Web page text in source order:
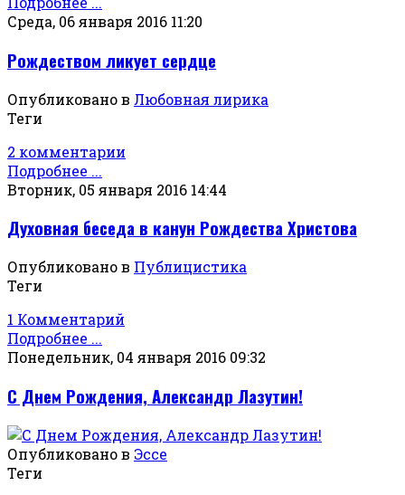
Среда, 06 января 2016 11:20
Рождеством ликует сердце
Опубликовано в Любовная лирика
Теги
2 комментарии
Подробнее ...
Вторник, 05 января 2016 14:44
Духовная беседа в канун Рождества Христова
Опубликовано в Публицистика
Теги
1 Комментарий
Подробнее ...
Понедельник, 04 января 2016 09:32
С Днем Рождения, Александр Лазутин!
Опубликовано в Эссе
Теги